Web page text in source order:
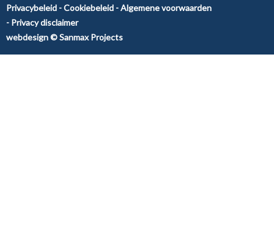
Privacybeleid Cookiebeleid
Algemene voorwaarden
Privacy disclaimer
webdesign © Sanmax Projects